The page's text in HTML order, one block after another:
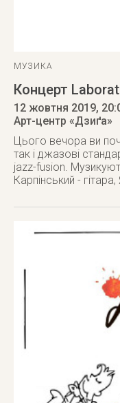
МУЗИКА
Концерт
12 жовтня 2019,
Арт-центр «Дзиґа»
Цього вечора ви
так і джазові
jazz-fusion.
Карпінський -